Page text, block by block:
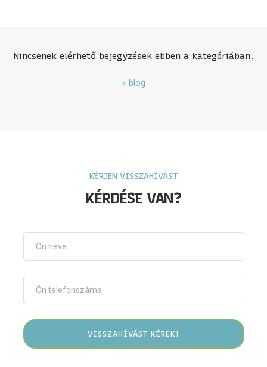
Nincsenek elérhető bejegyzések ebben a kategóriában.
« blog
KÉRJEN VISSZAHÍVÁST
KÉRDÉSE VAN?